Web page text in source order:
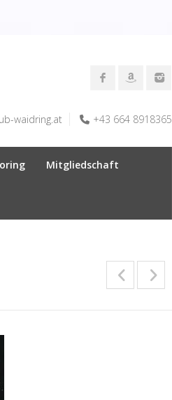
waidring.at +43 664 8918365
Mitgliedschaft